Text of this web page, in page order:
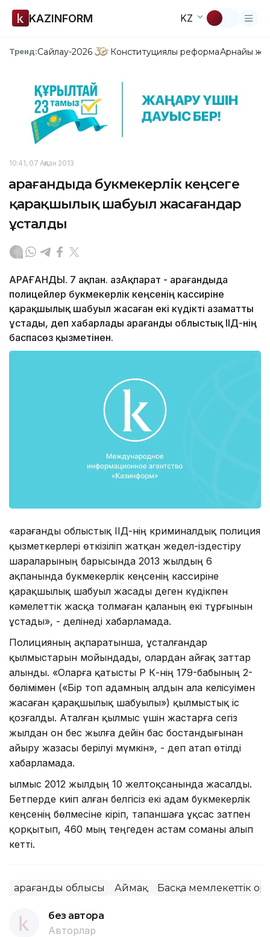
KAZINFORM KZ
Тренд:Сайлау-2026 Конституциялық реформаАрнайы
10:41, 07 Ақпан 2013
Қарағандыда букмекерлік кеңсеге
қарақшылық шабуыл жасағандар
ұсталды
ҚАРАҒАНДЫ. 7 ақпан. ҚазАқпарат - Қарағандыда
полицейлер букмекерлік кеңсенің кассиріне
қарақшылық шабуыл жасаған екі күдікті азаматты
ұстады, деп хабарлады Қарағанды облыстық ІІД-нің
баспасөз қызметінен.
«Қарағанды облыстық ІІД-нің криминалдық полиция
қызметкерлері өткізіліп жатқан жедел-іздестіру
шараларының барысында 2013 жылдың 6
ақпанында букмекерлік кеңсенің кассиріне
қарақшылық шабуыл жасады деген күдікпен
кәмелеттік жасқа толмаған қаланың екі тұрғынын
ұстады», - делінеді хабарламада.
Полицияның ақпаратынша, ұсталғандар
қылмыстарын мойындады, олардан айғақ заттар
алынды. «Оларға қатысты ҚР ҚК-нің 179-бабының 2-
бөлімімен («Бір топ адамның алдын ала келісуімен
жасаған қарақшылық шабуылы») қылмыстық іс
қозғалды. Аталған қылмыс үшін жастарға сегіз
жылдан он бес жылға дейін бас бостандығынан
айыру жазасы берілуі мүмкін», - деп атап өтілді
хабарламада.
Қылмыс 2012 жылдың 10 желтоқсанында жасалды.
Бетперде киіп алған белгісіз екі адам букмекерлік
кеңсенің бөлмесіне кіріп, тапаншаға ұқсас затпен
қорқытып, 460 мың теңгеден астам соманы алып
кетті.
Қарағанды облысы Аймақ Басқа мемлекеттік
без автора
Авторлар